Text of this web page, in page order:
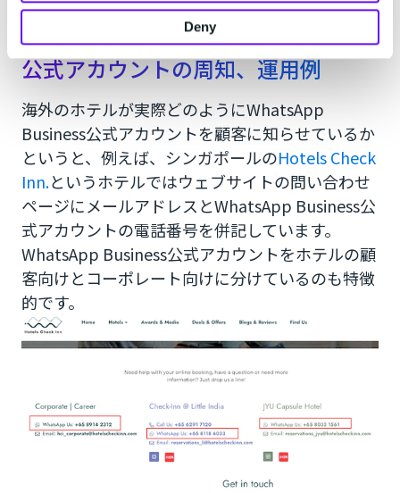
Deny
海外のホテルのWhatsApp Business
公式アカウントの周知、運用例
海外のホテルが実際どのようにWhatsApp
Business公式アカウントを顧客に知らせているか
というと、例えば、シンガポールのHotels Check
Inn.というホテルではウェブサイトの問い合わせ
ページにメールアドレスとWhatsApp Business公
式アカウントの電話番号を併記しています。
WhatsApp Business公式アカウントをホテルの顧
客向けとコーポレート向けに分けているのも特徴
的です。